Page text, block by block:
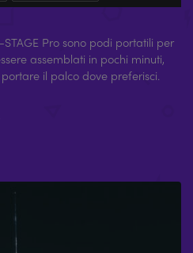
STAGE Pro sono podi portatili per
assemblati in pochi minuti,
il palco dove preferisci.